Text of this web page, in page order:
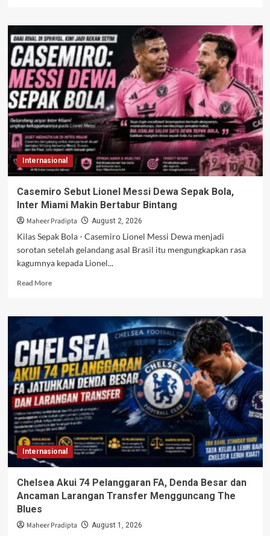
Hasil
Piala
AFF
2026:
Timnas
Indonesia
Tumbang
0-
3
dari
Vietnam,
Peluang
ke
Semifinal
Berat
Internasional
Casemiro Sebut Lionel Messi Dewa Sepak Bola,
Inter Miami Makin Bertabur Bintang
Maheer Pradipta August 2, 2026
Kilas Sepak Bola - Casemiro Lionel Messi Dewa menjadi
sorotan setelah gelandang asal Brasil itu mengungkapkan rasa
kagumnya kepada Lionel...
Read MoreRead
Casemiro
Lionel
Messi
Dewa
Sepak
Bola,
Inter
Miami
Makin
Bertabur
Bintang
Internasional
Chelsea Akui 74 Pelanggaran FA, Denda Besar dan
Ancaman Larangan Transfer Mengguncang The
Blues
Maheer Pradipta August 1, 2026